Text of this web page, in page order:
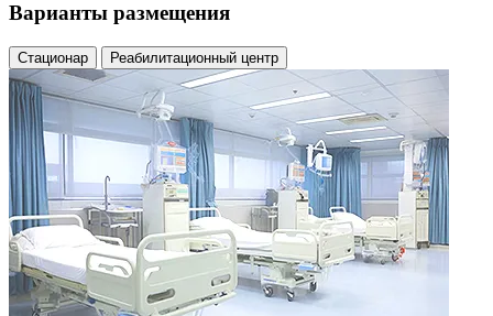
Варианты размещения
Стационар Реабилитационный центр